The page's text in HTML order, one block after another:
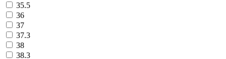
35.5
36
37
37.3
38
38.3